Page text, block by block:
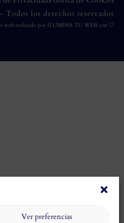
Ver preferencias
los derechos reservados
web realizado por ILUMINA TU WEBcon 🤍